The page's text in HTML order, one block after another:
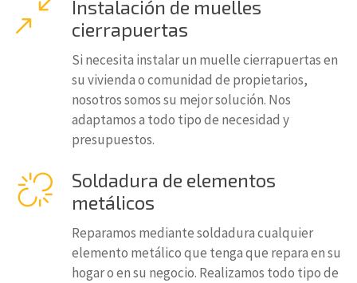
Instalación de muelles
cierrapuertas
Si necesita instalar un muelle cierrapuertas en
su vivienda o comunidad de propietarios,
nosotros somos su mejor solución. Nos
adaptamos a todo tipo de necesidad y
presupuestos.
Soldadura de elementos
metálicos
Reparamos mediante soldadura cualquier
elemento metálico que tenga que repara en su
hogar o en su negocio. Realizamos todo tipo de